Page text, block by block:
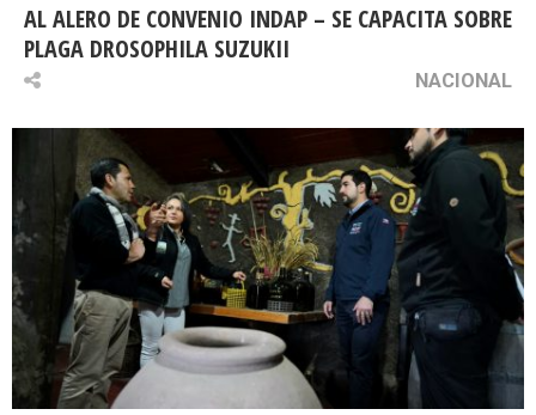
AL ALERO DE CONVENIO INDAP – SE CAPACITA SOBRE
PLAGA DROSOPHILA SUZUKII
NACIONAL